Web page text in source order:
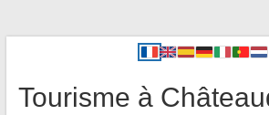
Tourisme à